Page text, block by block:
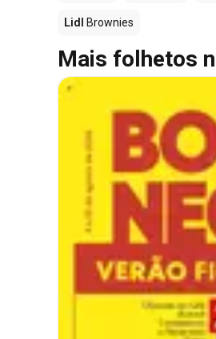
Lidl Brownies
Mais folhetos